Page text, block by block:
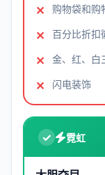
购物袋和购
百分比折扣
金、红、白
闪电装饰
霓虹